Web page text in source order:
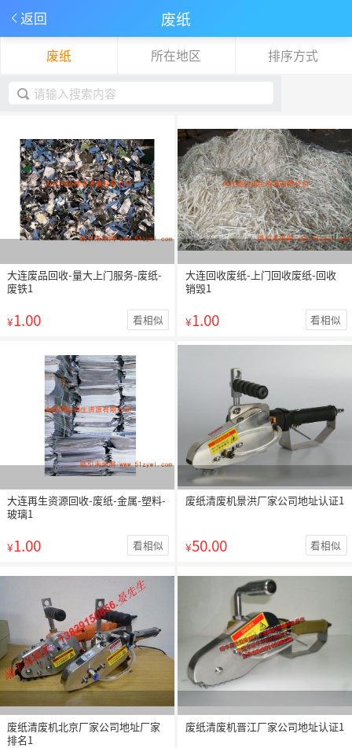
返回 废纸
废纸 所在地区 排序方式
下拉刷新
大连废品回收-量大上门服务-废纸-
废铁1
¥1.00 看相似
大连回收废纸-上门回收废纸-回收
销毁1
¥1.00 看相似
大连再生资源回收-废纸-金属-塑料-
玻璃1
¥1.00 看相似
废纸清废机景洪厂家公司地址认证1
¥50.00 看相似
废纸清废机北京厂家公司地址厂家
排名1
废纸清废机晋江厂家公司地址认证1